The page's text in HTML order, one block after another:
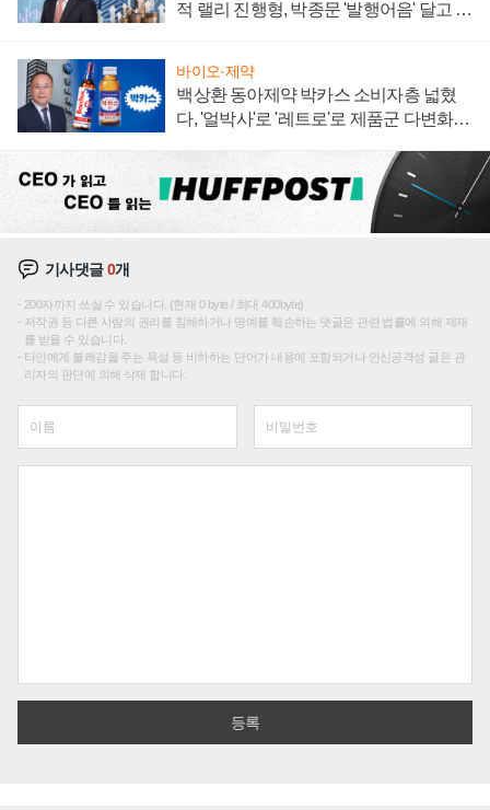
적 랠리 진행형, 박종문 '발행어음' 달고 연
바이오·제약
백상환 동아제약 박카스 소비자층 넓혔
다, '얼박사'로 '레트로'로 제품군 다변화
기사댓글0개
200자까지 쓰실 수 있습니다. (현재 0 byte / 최대 400byte)
저작권 등 다른 사람의 권리를 침해하거나 명예를 훼손하는 댓글은 관련 법률에 의해 제재
를 받을 수 있습니다.
타인에게 불쾌감을 주는 욕설 등 비하하는 단어가 내용에 포함되거나 인신공격성 글은 관
리자의 판단에 의해 삭제 합니다.